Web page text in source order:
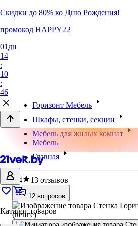
Скидки до 80% ко Дню Рождения!
промокод HAPPY22
01 дн
14
:
10
:
46
Каталог товаров
Горизонт Мебель
Шкафы, стенки, секции
Мебель для жилых комнат
Мебель
Главная
4.4 13 отзывов
12 вопросов